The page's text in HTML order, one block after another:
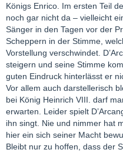
Königs Enrico. Im ersten Teil
noch gar nicht da – vielleicht
Sänger in den Tagen vor der
Scheppern in der Stimme,
Vorstellung verschwindet.
steigern und seine Stimme
guten Eindruck hinterlässt er
Vor allem auch darstellerisch
bei König Heinrich VIII. darf
erwarten. Leider spielt
ihn singt. Nie und nimmer hat
hier ein sich seiner Macht
Bleibt nur zu hoffen, dass der